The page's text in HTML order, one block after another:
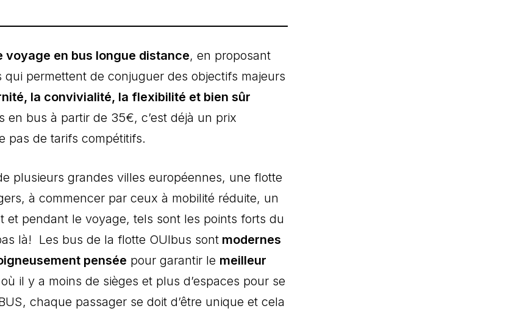
voyage en bus longue distance, en proposant
permettent de conjuguer des objectifs majeurs
la convivialité, la flexibilité et bien sûr
en bus à partir de 35€, c’est déjà un prix
pas de tarifs compétitifs.
plusieurs grandes villes européennes, une flotte
à commencer par ceux à mobilité réduite, un
et pendant le voyage, tels sont les points forts du
là! Les bus de la flotte OUIbus sont modernes
pensée pour garantir le meilleur
il y a moins de sièges et plus d’espaces pour se
chaque passager se doit d’être unique et cela